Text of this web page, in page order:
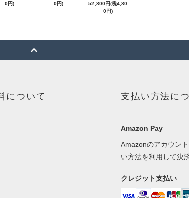
0円)
0円)
52,800円(税4,80
0円)
について 支払い方法に
Amazon Pay
Amazonのアカウン
い方法を利用して決
クレジット支払い